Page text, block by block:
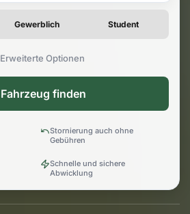
Gewerblich Student
Erweiterte Optionen
Fahrzeug finden
Stornierung auch ohne
Gebühren
Schnelle und sichere
Abwicklung